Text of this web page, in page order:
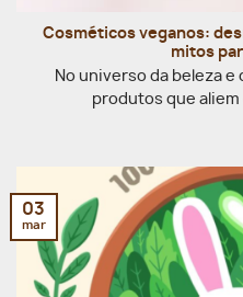
Cosméticos veganos:
mitos
No universo da beleza
produtos que aliem
03
mar